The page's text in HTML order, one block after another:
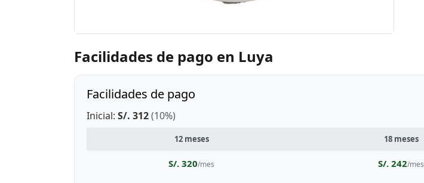
Facilidades de pago en Luya
Facilidades de pago
Inicial: S/. 312(10%)
12 meses 18 meses
S/. 320/mes S/. 242/mes